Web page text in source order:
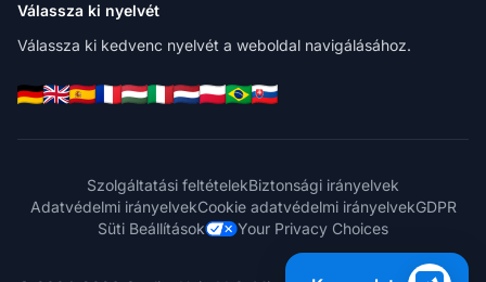
Válassza ki nyelvét
Válassza ki kedvenc nyelvét a weboldal navigálásához.
Szolgáltatási feltételekBiztonsági irányelvek
Adatvédelmi irányelvekCookie adatvédelmi irányelvekGDPR
Süti Beállítások
Your Privacy Choices